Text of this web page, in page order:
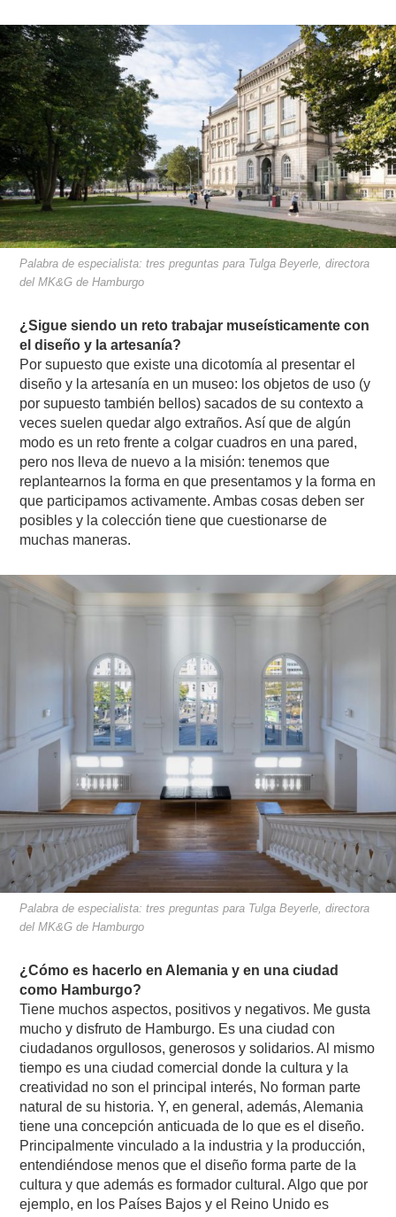
Palabra de especialista: tres preguntas para Tulga Beyerle, directora
del MK&G de Hamburgo
¿Sigue siendo un reto trabajar museísticamente con
el diseño y la artesanía?
Por supuesto que existe una dicotomía al presentar el
diseño y la artesanía en un museo: los objetos de uso (y
por supuesto también bellos) sacados de su contexto a
veces suelen quedar algo extraños. Así que de algún
modo es un reto frente a colgar cuadros en una pared,
pero nos lleva de nuevo a la misión: tenemos que
replantearnos la forma en que presentamos y la forma en
que participamos activamente. Ambas cosas deben ser
posibles y la colección tiene que cuestionarse de
muchas maneras.
Palabra de especialista: tres preguntas para Tulga Beyerle, directora
del MK&G de Hamburgo
¿Cómo es hacerlo en Alemania y en una ciudad
como Hamburgo?
Tiene muchos aspectos, positivos y negativos. Me gusta
mucho y disfruto de Hamburgo. Es una ciudad con
ciudadanos orgullosos, generosos y solidarios. Al mismo
tiempo es una ciudad comercial donde la cultura y la
creatividad no son el principal interés, No forman parte
natural de su historia. Y, en general, además, Alemania
tiene una concepción anticuada de lo que es el diseño.
Principalmente vinculado a la industria y la producción,
entendiéndose menos que el diseño forma parte de la
cultura y que además es formador cultural. Algo que por
ejemplo, en los Países Bajos y el Reino Unido es